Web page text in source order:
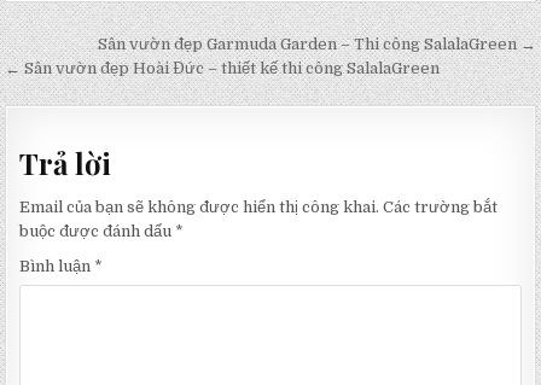
Điều
hướng
bài
viết
Sân vườn đẹp Garmuda Garden – Thi công SalalaGreen →
← Sân vườn đẹp Hoài Đức – thiết kế thi công SalalaGreen
Trả lời
Email của bạn sẽ không được hiển thị công khai. Các trường bắt
buộc được đánh dấu *
Bình luận *